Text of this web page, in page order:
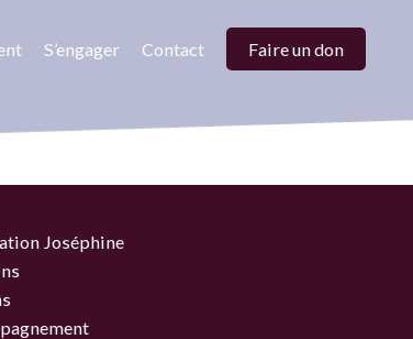
S’engager Contact Faire un don
Joséphine